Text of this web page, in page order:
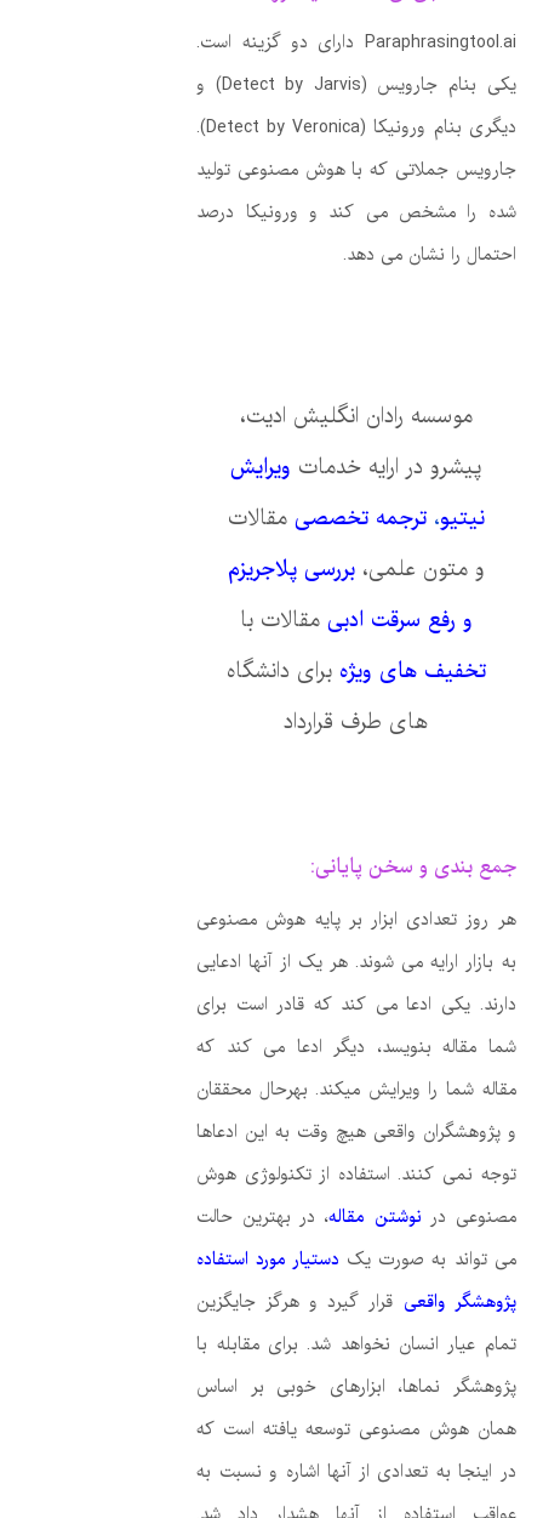
Paraphrasingtool.ai دارای دو گزینه است.
یکی بنام جارویس (Detect by Jarvis) و
دیگری بنام ورونیکا (Detect by Veronica).
جارویس جملاتی که با هوش مصنوعی تولید
شده را مشخص می کند و ورونیکا درصد
احتمال را نشان می دهد.
موسسه رادان انگلیش ادیت،
پیشرو در ارایه خدمات ویرایش
نیتیو، ترجمه تخصصی مقالات
و متون علمی،بررسی پلاجریزم
و رفع سرقت ادبی مقالات با
تخفیف های ویژه برای دانشگاه
های طرف قرارداد
جمع بندی و سخن پایانی:
هر روز تعدادی ابزار بر پایه هوش مصنوعی
به بازار ارایه می شوند. هر یک از آنها ادعایی
دارند. یکی ادعا می کند که قادر است برای
شما مقاله بنویسد، دیگر ادعا می کند که
مقاله شما را ویرایش میکند. بهرحال محققان
و پژوهشگران واقعی هیچ وقت به این ادعاها
توجه نمی کنند. استفاده از تکنولوژی هوش
مصنوعی در نوشتن مقاله، در بهترین حالت
می تواند به صورت یک دستیار مورد استفاده
پژوهشگر واقعی قرار گیرد و هرگز جایگزین
تمام عیار انسان نخواهد شد. برای مقابله با
پژوهشگر نماها، ابزارهای خوبی بر اساس
همان هوش مصنوعی توسعه یافته است که
در اینجا به تعدادی از آنها اشاره و نسبت به